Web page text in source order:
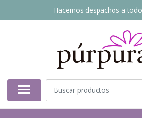
Hacemos despachos a